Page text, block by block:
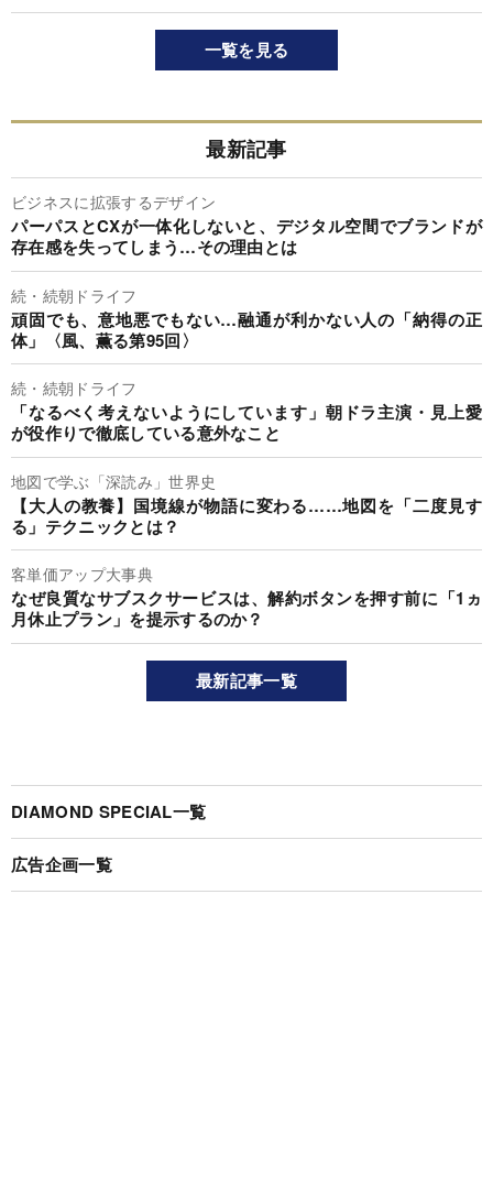
一覧を見る
最新記事
ビジネスに拡張するデザイン
パーパスとCXが一体化しないと、デジタル空間でブランドが
存在感を失ってしまう…その理由とは
続・続朝ドライフ
頑固でも、意地悪でもない…融通が利かない人の「納得の正
体」〈風、薫る第95回〉
続・続朝ドライフ
「なるべく考えないようにしています」朝ドラ主演・見上愛
が役作りで徹底している意外なこと
地図で学ぶ「深読み」世界史
【大人の教養】国境線が物語に変わる……地図を「二度見す
る」テクニックとは？
客単価アップ大事典
なぜ良質なサブスクサービスは、解約ボタンを押す前に「1ヵ
月休止プラン」を提示するのか？
最新記事一覧
DIAMOND SPECIAL一覧
広告企画一覧